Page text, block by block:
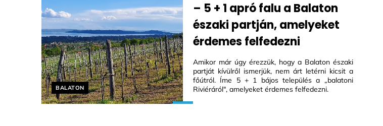
Helyszín címkék:
BALATON
– 5 + 1 apró falu a Balaton
északi partján, amelyeket
érdemes felfedezni
Amikor már úgy érezzük, hogy a Balaton északi
partját kívülről ismerjük, nem árt letérni kicsit a
főútról. Íme 5 + 1 bájos település a „balatoni
Riviéráról", amelyeket érdemes felfedezni.